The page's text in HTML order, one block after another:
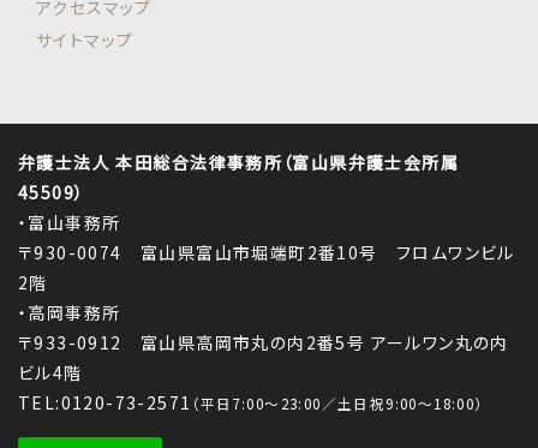
アクセスマップ
サイトマップ
弁護士法人 本田総合法律事務所（富山県弁護士会所属
45509）
・富山事務所
〒930-0074 富山県富山市堀端町2番10号 フロムワンビル
2階
・高岡事務所
〒933-0912 富山県高岡市丸の内2番5号 アールワン丸の内
ビル4階
TEL:0120-73-2571 （平日7:00～23:00／土日祝9:00～18:00）